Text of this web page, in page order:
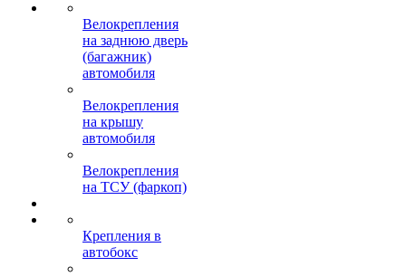
Велокрепления
на заднюю дверь
(багажник)
автомобиля
Велокрепления
на крышу
автомобиля
Велокрепления
на ТСУ (фаркоп)
Крепления в
автобокс